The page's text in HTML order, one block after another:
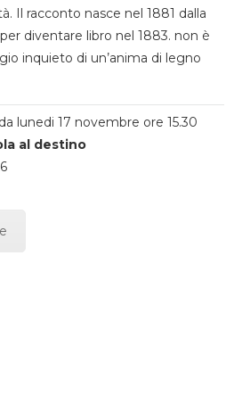
Il racconto nasce nel 1881 dalla
diventare libro nel 1883. non è
inquieto di un’anima di legno
lunedi 17 novembre ore 15.30
al destino